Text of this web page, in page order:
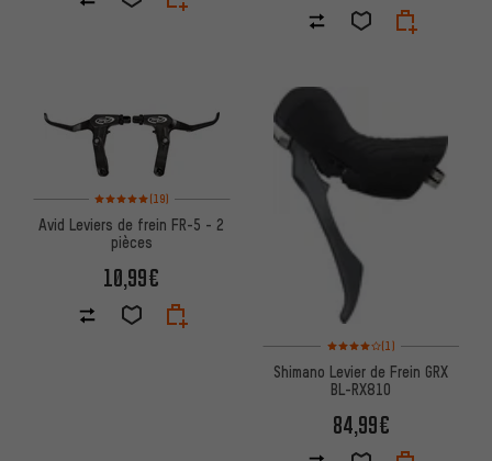
Note moyenne : 5 sur 5 d'après 19 avis
(19)
Avid Leviers de frein FR-5 - 2
pièces
10,99€
Note moyenne : 4 sur 5
(1)
Shimano Levier de Frein GRX
BL-RX810
84,99€